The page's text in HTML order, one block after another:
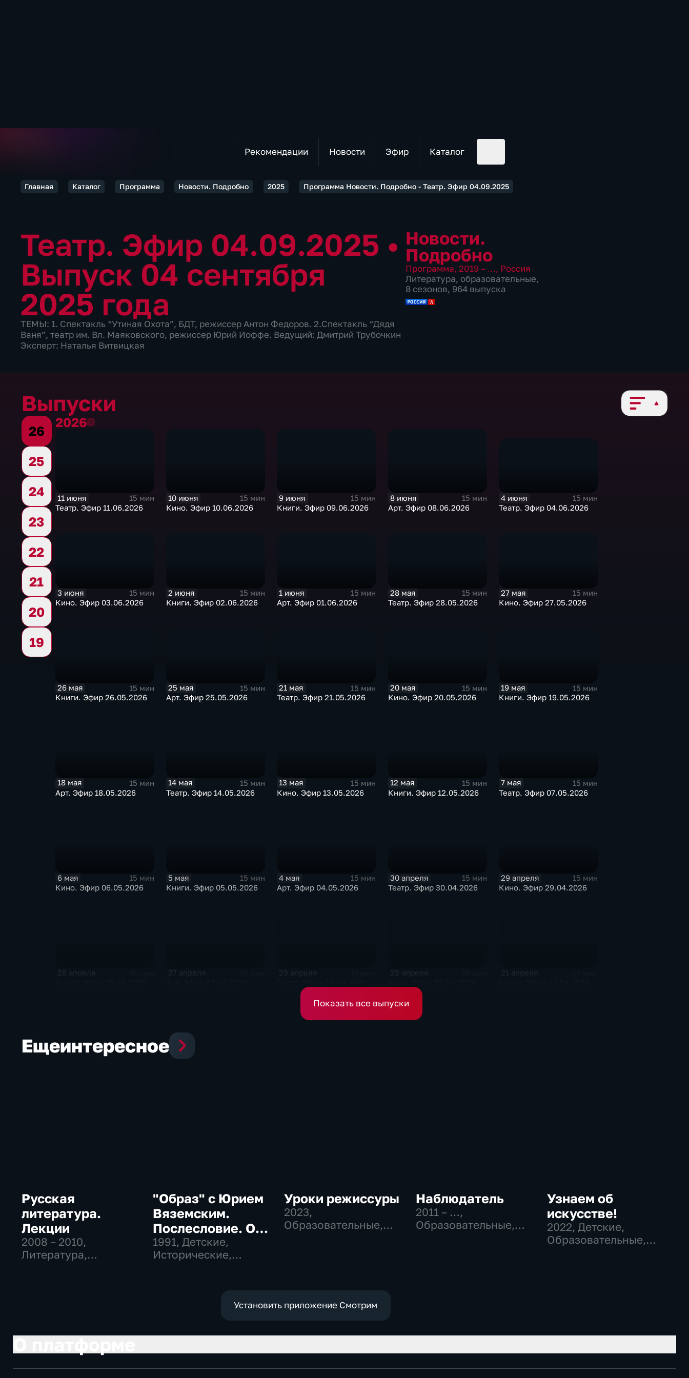
Рекомендации Новости Эфир Каталог
Главная Каталог Программа Новости. Подробно 2025 Программа Новости. Подробно - Театр. Эфир 04.09.2025
Театр. Эфир 04.09.2025 •
Выпуск 04 сентября
2025 года
ТЕМЫ: 1. Спектакль “Утиная Охота”, БДТ, режиссер Антон Федоров. 2.Спектакль “Дядя
Ваня”, театр им. Вл. Маяковского, режиссер Юрий Иоффе. Ведущий: Дмитрий Трубочкин
Эксперт: Наталья Витвицкая
Новости.
Подробно
Программа, 2019 – …, Россия
Литература, образовательные,
8 сезонов, 964 выпуска
Выпуски
26
25
24
23
22
21
20
19
20262026
11 июня
15 мин
Театр. Эфир 11.06.2026
10 июня
15 мин
Кино. Эфир 10.06.2026
9 июня
15 мин
Книги. Эфир 09.06.2026
8 июня
15 мин
Арт. Эфир 08.06.2026
4 июня
15 мин
Театр. Эфир 04.06.2026
3 июня
15 мин
Кино. Эфир 03.06.2026
2 июня
15 мин
Книги. Эфир 02.06.2026
1 июня
15 мин
Арт. Эфир 01.06.2026
28 мая
15 мин
Театр. Эфир 28.05.2026
27 мая
15 мин
Кино. Эфир 27.05.2026
26 мая
15 мин
Книги. Эфир 26.05.2026
25 мая
15 мин
Арт. Эфир 25.05.2026
21 мая
15 мин
Театр. Эфир 21.05.2026
20 мая
15 мин
Кино. Эфир 20.05.2026
19 мая
15 мин
Книги. Эфир 19.05.2026
18 мая
15 мин
Арт. Эфир 18.05.2026
14 мая
15 мин
Театр. Эфир 14.05.2026
13 мая
15 мин
Кино. Эфир 13.05.2026
12 мая
15 мин
Книги. Эфир 12.05.2026
7 мая
15 мин
Театр. Эфир 07.05.2026
6 мая
15 мин
Кино. Эфир 06.05.2026
5 мая
15 мин
Книги. Эфир 05.05.2026
4 мая
15 мин
Арт. Эфир 04.05.2026
30 апреля
15 мин
Театр. Эфир 30.04.2026
29 апреля
15 мин
Кино. Эфир 29.04.2026
28 апреля 27 апреля 23 апреля 22 апреля 21 апреля
Показать все выпуски
Ещеинтересное
Русская
литература.
Лекции
2008 – 2010,
Литература,
"Образ" с Юрием
Вяземским.
Послесловие. О
Петре Великом
1991, Детские,
Исторические,
Уроки режиссуры
2023,
Образовательные,
Наблюдатель
2011 – …,
Образовательные,
Узнаем об
искусстве!
2022, Детские,
Образовательные,
Установить приложение Смотрим